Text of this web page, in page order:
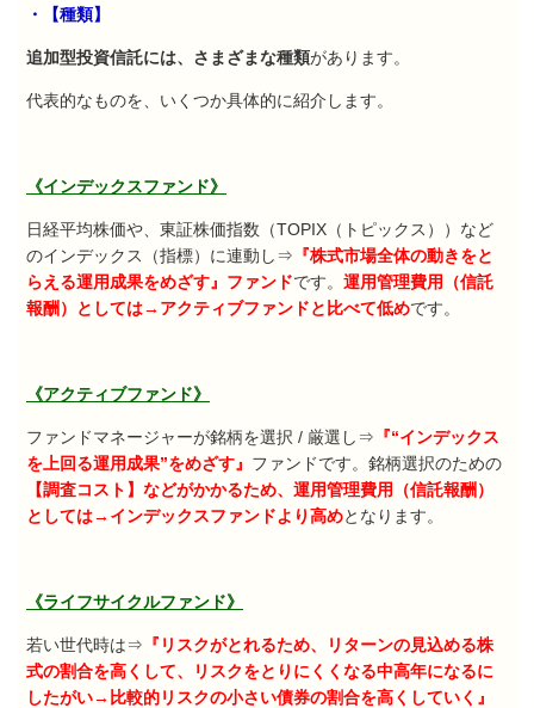
・【種類】
追加型投資信託には、さまざまな種類があります。
代表的なものを、いくつか具体的に紹介します。
《インデックスファンド》
日経平均株価や、東証株価指数（TOPIX （トピックス））など
のインデックス（指標）に連動し⇒ 『株式市場全体の動きをと
らえる運用成果をめざす』ファンドです。 運用管理費用（信託
報酬）としては→アクティブファンドと比べて低めです。
《アクティブファンド》
ファンドマネージャーが銘柄を選択 / 厳選し⇒ 『“インデックス
を上回る運用成果”をめざす』 ファンドです。銘柄選択のための
【調査コスト】などがかかるため、運用管理費用（信託報酬）
としては→インデックスファンドより高めとなります。
《ライフサイクルファンド》
若い世代時は⇒ 『リスクがとれるため、リターンの見込める株
式の割合を高くして、リスクをとりにくくなる中高年になるに
したがい→比較的リスクの小さい債券の割合を高くしていく』